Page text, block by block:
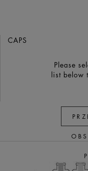
CAPS
Please
list below